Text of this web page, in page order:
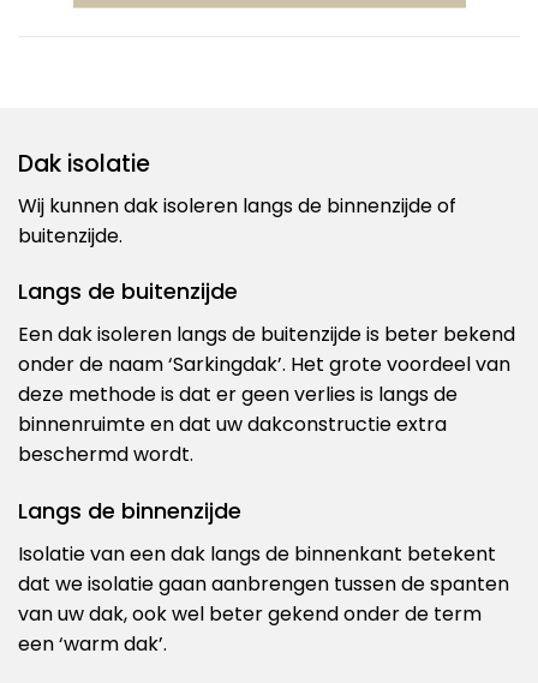
Dak isolatie
Wij kunnen dak isoleren langs de binnenzijde of
buitenzijde.
Langs de buitenzijde
Een dak isoleren langs de buitenzijde is beter bekend
onder de naam ‘Sarkingdak’. Het grote voordeel van
deze methode is dat er geen verlies is langs de
binnenruimte en dat uw dakconstructie extra
beschermd wordt.
Langs de binnenzijde
Isolatie van een dak langs de binnenkant betekent
dat we isolatie gaan aanbrengen tussen de spanten
van uw dak, ook wel beter gekend onder de term
een ‘warm dak’.